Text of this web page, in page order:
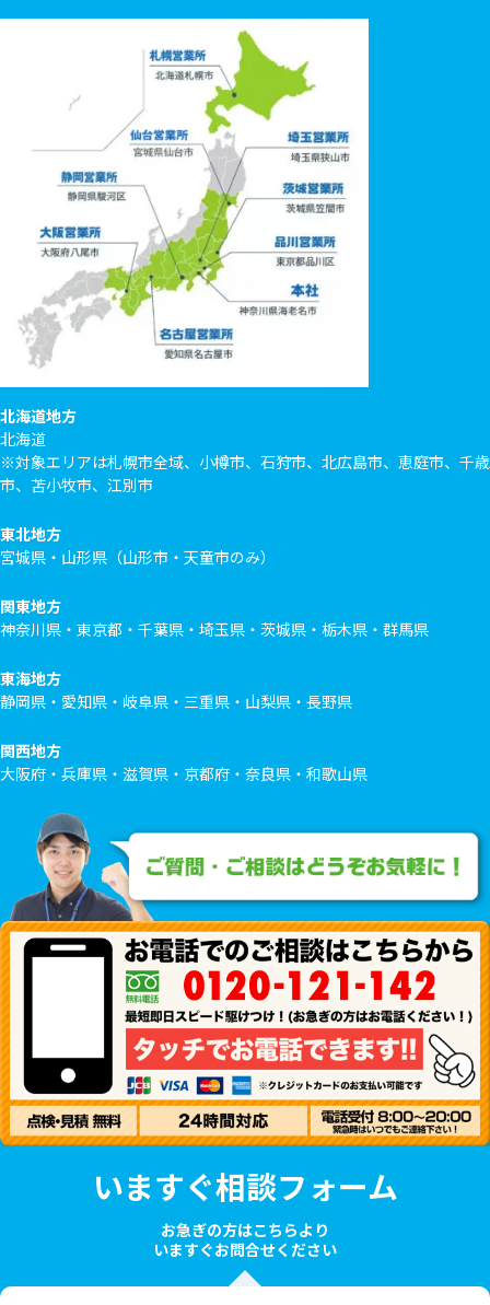
北海道地方
北海道
※対象エリアは札幌市全域、小樽市、石狩市、北広島市、恵庭市、千歳
市、苫小牧市、江別市
東北地方
宮城県・山形県（山形市・天童市のみ）
関東地方
神奈川県・東京都・千葉県・埼玉県・茨城県・栃木県・群馬県
東海地方
静岡県・愛知県・岐阜県・三重県・山梨県・長野県
関西地方
大阪府・兵庫県・滋賀県・京都府・奈良県・和歌山県
いますぐ相談フォーム
お急ぎの方はこちらより
いますぐお問合せください